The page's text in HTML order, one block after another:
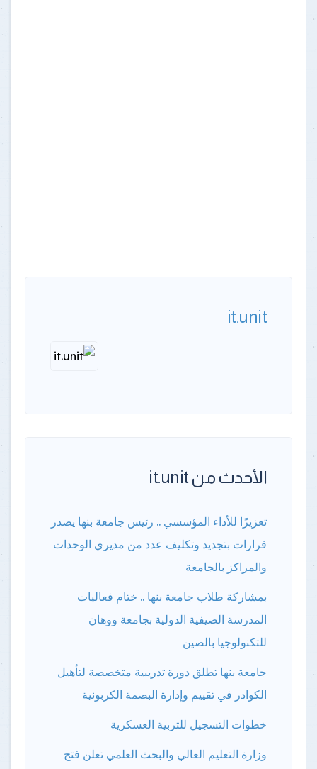
it.unit
الأحدث من it.unit
تعزيزًا للأداء المؤسسي .. رئيس جامعة بنها يصدر
قرارات بتجديد وتكليف عدد من مديري الوحدات
والمراكز بالجامعة
بمشاركة طلاب جامعة بنها .. ختام فعاليات
المدرسة الصيفية الدولية بجامعة ووهان
للتكنولوجيا بالصين
جامعة بنها تطلق دورة تدريبية متخصصة لتأهيل
الكوادر في تقييم وإدارة البصمة الكربونية
خطوات التسجيل للتربية العسكرية
وزارة التعليم العالي والبحث العلمي تعلن فتح